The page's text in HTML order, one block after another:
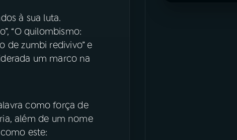
à sua luta.
“O quilombismo:
de zumbi redivivo” e
um marco na
como força de
além de um nome
este: